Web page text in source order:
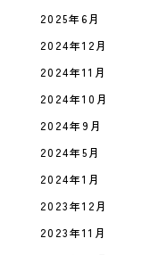
2025年6月
2024年12月
2024年11月
2024年10月
2024年9月
2024年5月
2024年1月
2023年12月
2023年11月